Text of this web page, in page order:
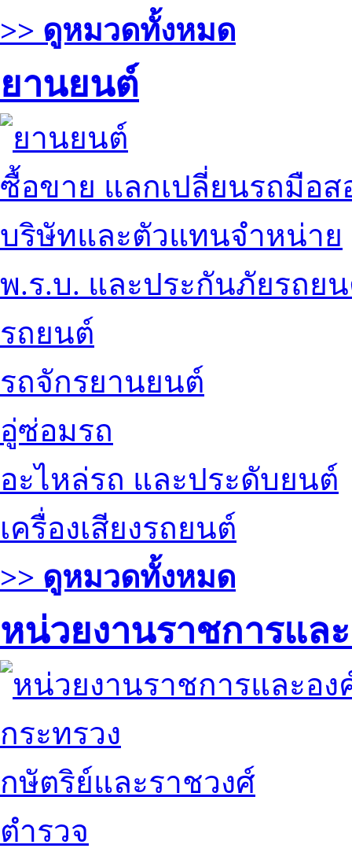
>> ดูหมวดทั้งหมด
ยานยนต์
ซื้อขาย แลกเปลี่ยนรถมือส
บริษัทและตัวแทนจำหน่าย
พ.ร.บ. และประกันภัยรถย
รถยนต์
รถจักรยานยนต์
อู่ซ่อมรถ
อะไหล่รถ และประดับยนต์
เครื่องเสียงรถยนต์
>> ดูหมวดทั้งหมด
หน่วยงานราชการแล
กระทรวง
กษัตริย์และราชวงศ์
ตำรวจ